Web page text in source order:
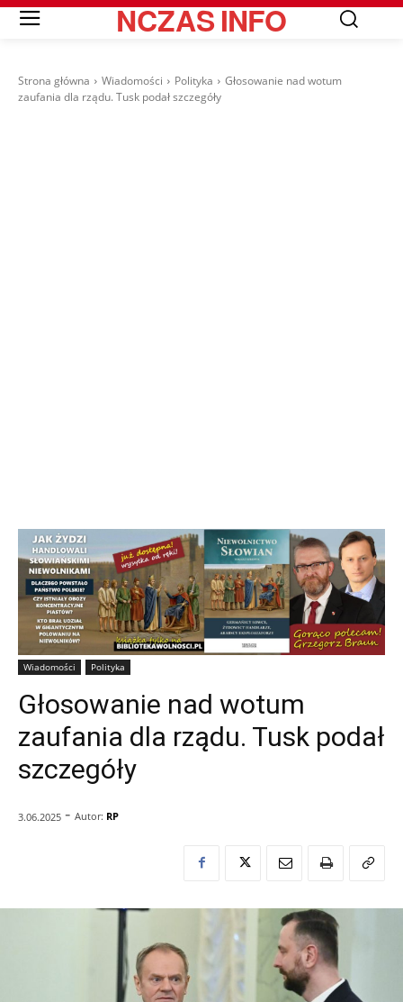
NCZASINFO
Strona główna Wiadomości Polityka
Głosowanie nad wotum
zaufania dla rządu. Tusk podał szczegóły
Wiadomości Polityka
Głosowanie nad wotum
zaufania dla rządu. Tusk podał
szczegóły
3.06.2025 - Autor: RP